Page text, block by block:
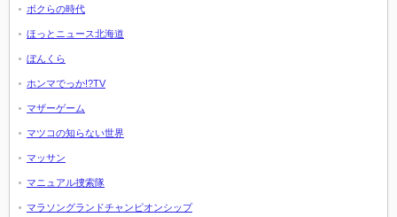
ボクらの時代
ほっとニュース北海道
ぼんくら
ホンマでっか!?TV
マザーゲーム
マツコの知らない世界
マッサン
マニュアル捜索隊
マラソングランドチャンピオンシップ